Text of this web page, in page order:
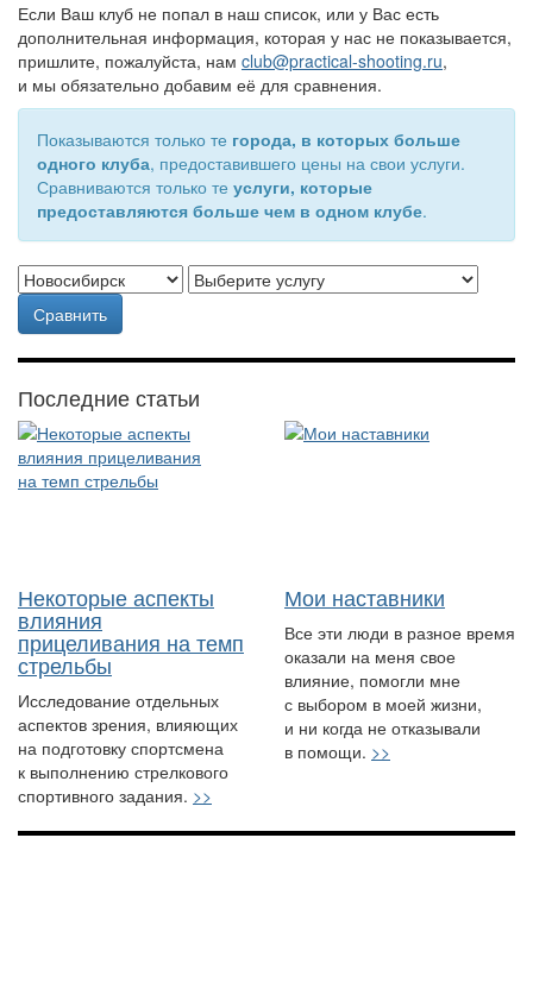
Если Ваш клуб не попал в наш список, или у Вас есть
дополнительная информация, которая у нас не показывается,
пришлите, пожалуйста, нам club@practical-shooting.ru,
и мы обязательно добавим её для сравнения.
Показываются только те города, в которых больше
одного клуба, предоставившего цены на свои услуги.
Сравниваются только те услуги, которые
предоставляются больше чем в одном клубе.
Сравнить
Последние статьи
Некоторые аспекты
влияния
прицеливания на темп
стрельбы
Исследование отдельных
аспектов зрения, влияющих
на подготовку спортсмена
к выполнению стрелкового
спортивного задания. >>
Мои наставники
Все эти люди в разное время
оказали на меня свое
влияние, помогли мне
с выбором в моей жизни,
и ни когда не отказывали
в помощи. >>